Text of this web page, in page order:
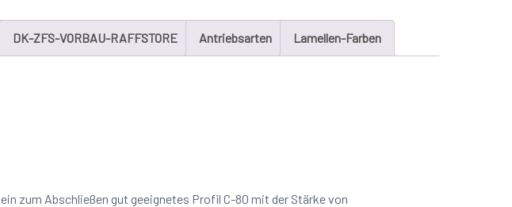
DK-ZFS-VORBAU-RAFFSTORE Antriebsarten Lamellen-Farben
ein zum Abschließen gut geeignetes Profil C-80 mit der Stärke von